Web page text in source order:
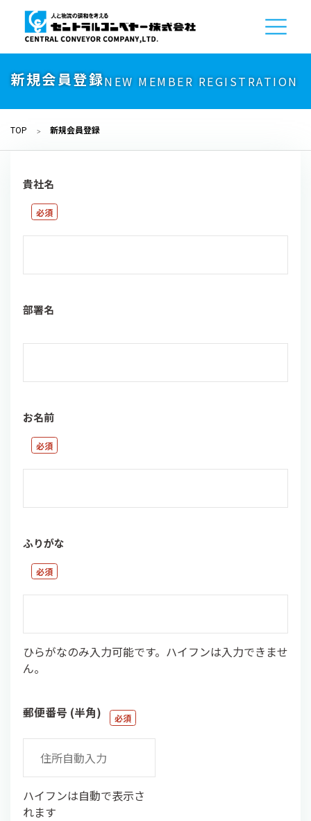
新規会員登録NEW MEMBER REGISTRATION
TOP 新規会員登録
貴社名
部署名
お名前
ふりがな
ひらがなのみ入力可能です。ハイフンは入力できませ
ん。
郵便番号 (半角)
ハイフンは自動で表示さ
れます